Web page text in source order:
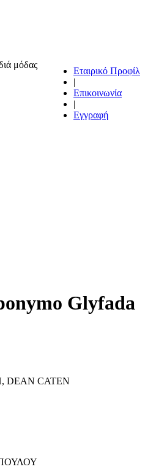
Εταιρικό Προφίλ
|
Επικοινωνία
|
Εγγραφή
μόδας
Glyfada
CATEN